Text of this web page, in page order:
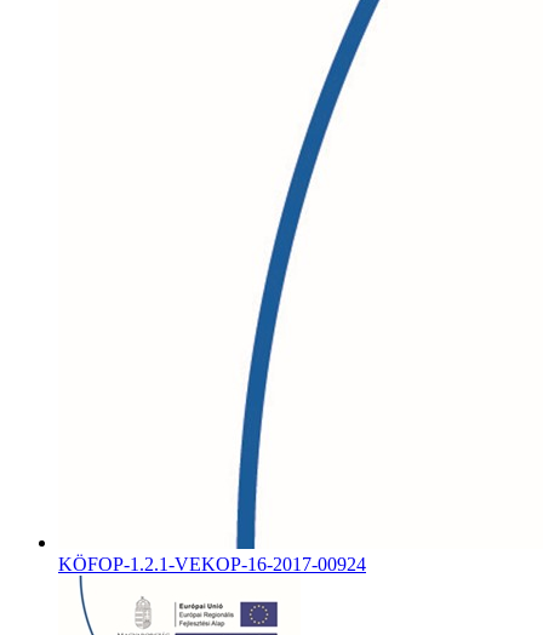
KÖFOP-1.2.1-VEKOP-16-2017-00924